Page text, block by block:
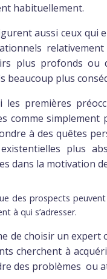
habituellement.
aussi ceux
plus profonds
beaucoup plus
les premières
comme
à des quêtes
plus
dans la motivation
des prospects
à qui ​​s’adresser.
de choisir un
cherchent à
des problèmes ou